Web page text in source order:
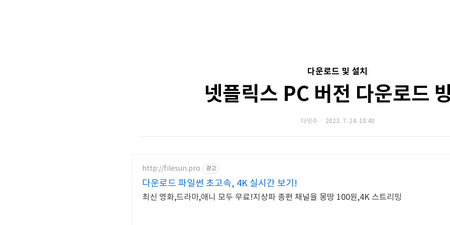
다운로드 및 설치
넷플릭스 PC 버전 다운로드
다잇수 2023. 7. 24. 18:40
http://filesun.pro 광고
다운로드 파일썬 초고속, 4K 실시간 보기!
최신 영화,드라마,애니 모두 무료!지상파 종편 채널을 몽땅 100원,4K 스트리밍